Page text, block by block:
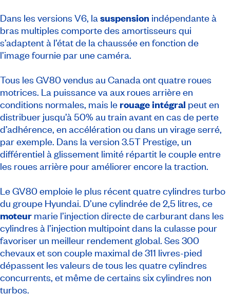
Dans les versions V6, la suspension indépendante à
bras multiples comporte des amortisseurs qui
s’adaptent à l’état de la chaussée en fonction de
l’image fournie par une caméra.
Tous les GV80 vendus au Canada ont quatre roues
motrices. La puissance va aux roues arrière en
conditions normales, mais le rouage intégral peut en
distribuer jusqu’à 50% au train avant en cas de perte
d’adhérence, en accélération ou dans un virage serré,
par exemple. Dans la version 3.5T Prestige, un
différentiel à glissement limité répartit le couple entre
les roues arrière pour améliorer encore la traction.
Le GV80 emploie le plus récent quatre cylindres turbo
du groupe Hyundai. D’une cylindrée de 2,5 litres, ce
moteur marie l’injection directe de carburant dans les
cylindres à l’injection multipoint dans la culasse pour
favoriser un meilleur rendement global. Ses 300
chevaux et son couple maximal de 311 livres-pied
dépassent les valeurs de tous les quatre cylindres
concurrents, et même de certains six cylindres non
turbos.